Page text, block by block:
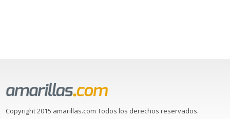
Copyright 2015 amarillas.com Todos los derechos reservados.